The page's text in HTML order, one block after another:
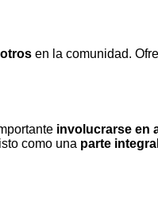
en la comunidad.
involucrarse en
como una parte